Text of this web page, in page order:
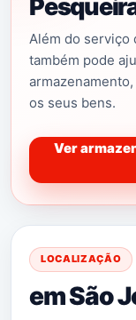
Teremos
Mudanças
Chave na mão
nós
Consulte-nos
Mudancas
, Valor
Mudanças São
Serviço com
Além do serviço
também pode
os seus bens.
Ver
LOCALIZAÇÃO
em São